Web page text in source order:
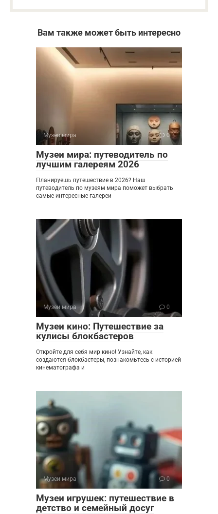
Вам также может быть интересно
Музеи мира 0
Музеи мира: путеводитель по
лучшим галереям 2026
Планируешь путешествие в 2026? Наш
путеводитель по музеям мира поможет выбрать
самые интересные галереи
Музеи мира 0
Музеи кино: Путешествие за
кулисы блокбастеров
Откройте для себя мир кино! Узнайте, как
создаются блокбастеры, познакомьтесь с историей
кинематографа и
Музеи мира 0
Музеи игрушек: путешествие в
детство и семейный досуг